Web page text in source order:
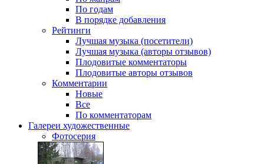
По годам
В порядке добавления
Рейтинги
Лучшая музыка (посетители)
Лучшая музыка (авторы отзывов)
Плодовитые комментаторы
Плодовитые авторы отзывов
Комментарии
Новые
Все
По комментаторам
Галереи художественные
Фотосерия